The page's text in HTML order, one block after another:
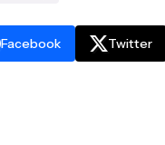
Facebook Twitter